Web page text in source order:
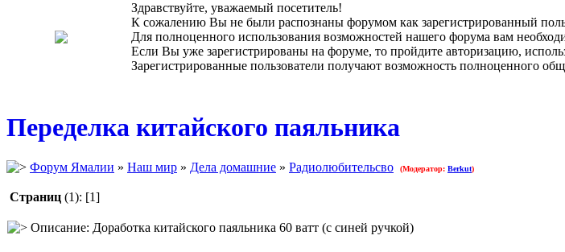
Здравствуйте, уважаемый посетитель!
К сожалению Вы не были распознаны форумом как зарегистрированный
Для полноценного использования возможностей нашего форума вам
Если Вы уже зарегистрированы на форуме, то пройдите авторизацию,
Зарегистрированные пользователи получают возможность полноценного
Переделка китайского паяльника
Форум Ямалии » Наш мир » Дела домашние » Радиолюбительсво (Модератор: Berkut)
Страниц (1): [1]
Описание: Доработка китайского паяльника 60 ватт (с синей ручкой)